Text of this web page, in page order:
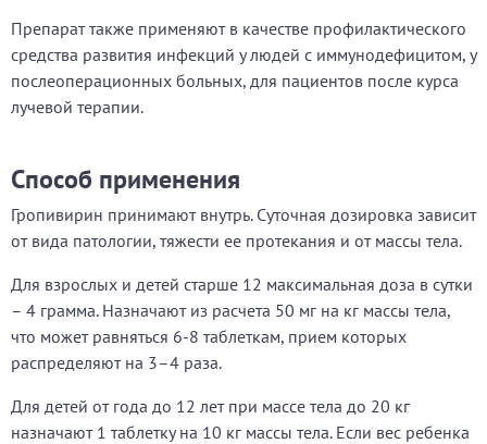
Препарат также применяют в качестве профилактического
средства развития инфекций у людей с иммунодефицитом, у
послеоперационных больных, для пациентов после курса
лучевой терапии.
Способ применения
Гропивирин принимают внутрь. Суточная дозировка зависит
от вида патологии, тяжести ее протекания и от массы тела.
Для взрослых и детей старше 12 максимальная доза в сутки
– 4 грамма. Назначают из расчета 50 мг на кг массы тела,
что может равняться 6-8 таблеткам, прием которых
распределяют на 3–4 раза.
Для детей от года до 12 лет при массе тела до 20 кг
назначают 1 таблетку на 10 кг массы тела. Если вес ребенка